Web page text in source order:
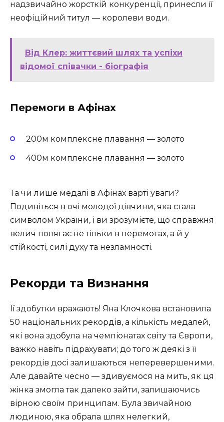
надзвичайно жорсткій конкуренції, принесли її
неофіційний титул — королеви води.
Від Клер: життєвий шлях та успіхи
відомої співачки - біографія
Перемоги в Афінах
200м комплексне плавання — золото
400м комплексне плавання — золото
Та чи лише медалі в Афінах варті уваги?
Подивіться в очі молодої дівчини, яка стала
символом України, і ви зрозумієте, що справжня
велич полягає не тільки в перемогах, а й у
стійкості, силі духу та незламності.
Рекорди та Визнання
Її здобутки вражають! Яна Клочкова встановила
50 національних рекордів, а кількість медалей,
які вона здобула на чемпіонатах світу та Європи,
важко навіть підрахувати; до того ж деякі з її
рекордів досі залишаються неперевершеними.
Але давайте чесно — здивуємося на мить, як ця
жінка змогла так далеко зайти, залишаючись
вірною своїм принципам. Була звичайною
людиною, яка обрала шлях нелегкий,